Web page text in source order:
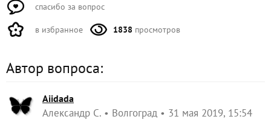
спасибо за вопрос
в избранное 1838 просмотров
Автор вопроса:
Aiidada
Александр С. Волгоград 31 мая 2019, 15:54